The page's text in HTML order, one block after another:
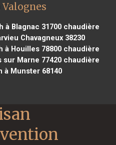
à Blagnac 31700chaudière
Chavagneux 38230
à Houilles 78800 chaudière
Marne 77420 chaudière
à Munster 68140